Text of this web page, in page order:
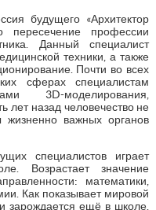
будущего «Архитектор
пересечение профессии
Данный специалист
техники, а также
Почти во всех
сферах специалистам
3D-моделирования,
лет назад человечество не
жизненно важных органов
специалистов играет
Возрастает значение
математики,
Как показывает мировой
зарождается ещё в школе.